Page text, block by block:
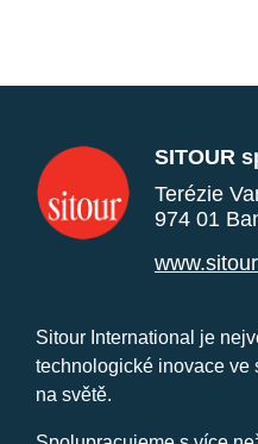
SITOUR
Terézie
974 01
Sitour International je
technologické inovace ve
na světě.